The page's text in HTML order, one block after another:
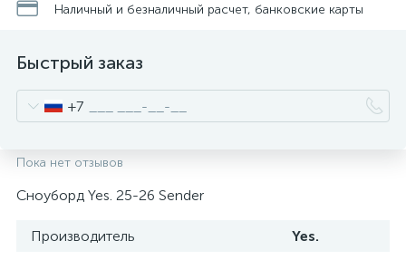
Наличный и безналичный расчет, банковские карты
Быстрый заказ
+7
Пока нет отзывов
Сноуборд Yes. 25-26 Sender
Производитель Yes.